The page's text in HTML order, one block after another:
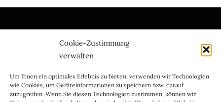
Cookie-Zustimmung
verwalten
Um Ihnen ein optimales Erlebnis zu bieten, verwenden wir Technologien
wie Cookies, um Geräteinformationen zu speichern bzw. darauf
zuzugreifen. Wenn Sie diesen Technologien zustimmen, können wir
Cookie-Richtlinie (EU)